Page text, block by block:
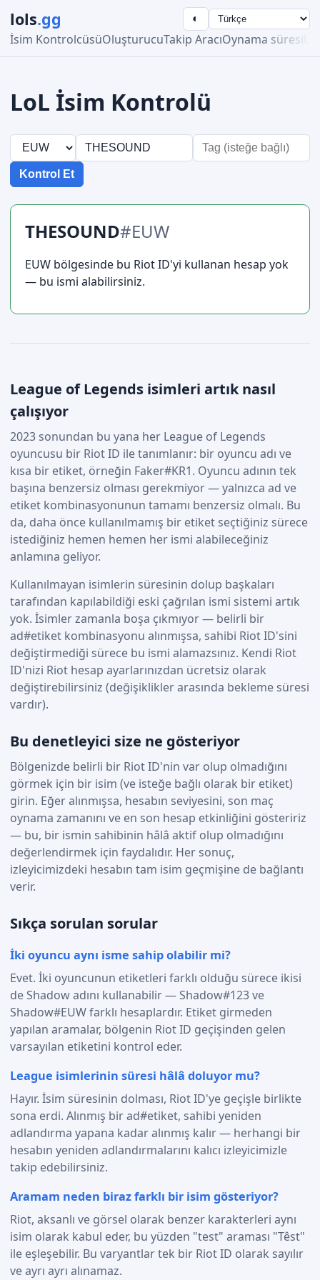
lols.gg
İsim KontrolcüsüOluşturucuTakip AracıOynama süresi
◐
LoL İsim Kontrolü
Kontrol Et
THESOUND#EUW
EUW bölgesinde bu Riot ID'yi kullanan hesap yok
— bu ismi alabilirsiniz.
League of Legends isimleri artık nasıl
çalışıyor
2023 sonundan bu yana her League of Legends
oyuncusu bir Riot ID ile tanımlanır: bir oyuncu adı ve
kısa bir etiket, örneğin Faker#KR1. Oyuncu adının tek
başına benzersiz olması gerekmiyor — yalnızca ad ve
etiket kombinasyonunun tamamı benzersiz olmalı. Bu
da, daha önce kullanılmamış bir etiket seçtiğiniz sürece
istediğiniz hemen hemen her ismi alabileceğiniz
anlamına geliyor.
Kullanılmayan isimlerin süresinin dolup başkaları
tarafından kapılabildiği eski çağrılan ismi sistemi artık
yok. İsimler zamanla boşa çıkmıyor — belirli bir
ad#etiket kombinasyonu alınmışsa, sahibi Riot ID'sini
değiştirmediği sürece bu ismi alamazsınız. Kendi Riot
ID'nizi Riot hesap ayarlarınızdan ücretsiz olarak
değiştirebilirsiniz (değişiklikler arasında bekleme süresi
vardır).
Bu denetleyici size ne gösteriyor
Bölgenizde belirli bir Riot ID'nin var olup olmadığını
görmek için bir isim (ve isteğe bağlı olarak bir etiket)
girin. Eğer alınmışsa, hesabın seviyesini, son maç
oynama zamanını ve en son hesap etkinliğini gösteririz
— bu, bir ismin sahibinin hâlâ aktif olup olmadığını
değerlendirmek için faydalıdır. Her sonuç,
izleyicimizdeki hesabın tam isim geçmişine de bağlantı
verir.
Sıkça sorulan sorular
İki oyuncu aynı isme sahip olabilir mi?
Evet. İki oyuncunun etiketleri farklı olduğu sürece ikisi
de Shadow adını kullanabilir — Shadow#123 ve
Shadow#EUW farklı hesaplardır. Etiket girmeden
yapılan aramalar, bölgenin Riot ID geçişinden gelen
varsayılan etiketini kontrol eder.
League isimlerinin süresi hâlâ doluyor mu?
Hayır. İsim süresinin dolması, Riot ID'ye geçişle birlikte
sona erdi. Alınmış bir ad#etiket, sahibi yeniden
adlandırma yapana kadar alınmış kalır — herhangi bir
hesabın yeniden adlandırmalarını kalıcı izleyicimizle
takip edebilirsiniz.
Aramam neden biraz farklı bir isim gösteriyor?
Riot, aksanlı ve görsel olarak benzer karakterleri aynı
isim olarak kabul eder, bu yüzden "test" araması "Têst"
ile eşleşebilir. Bu varyantlar tek bir Riot ID olarak sayılır
ve ayrı ayrı alınamaz.